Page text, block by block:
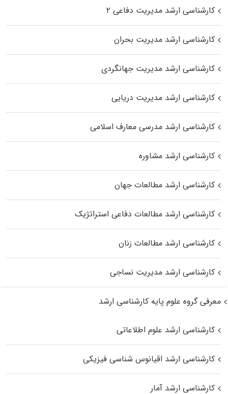
کارشناسی ارشد مدیریت دفاعی ۲
کارشناسی ارشد مدیریت بحران
کارشناسی ارشد مدیریت جهانگردی
کارشناسی ارشد مدیریت دریایی
کارشناسی ارشد مدرسی معارف اسلامی
کارشناسی ارشد مشاوره
کارشناسی ارشد مطالعات جهان
کارشناسی ارشد مطالعات دفاعی استراتژیک
کارشناسی ارشد مطالعات زنان
کارشناسی ارشد مدیریت نساجی
معرفی گروه علوم پایه کارشناسی ارشد
کارشناسی ارشد علوم اطلاعاتی
کارشناسی ارشد اقیانوس‌ شناسی فیزیکی
کارشناسی ارشد آمار